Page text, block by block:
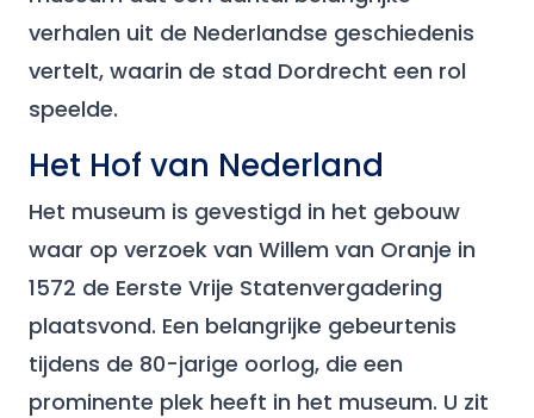
verhalen uit de Nederlandse geschiedenis
vertelt, waarin de stad Dordrecht een rol
speelde.
Het Hof van Nederland
Het museum is gevestigd in het gebouw
waar op verzoek van Willem van Oranje in
1572 de Eerste Vrije Statenvergadering
plaatsvond. Een belangrijke gebeurtenis
tijdens de 80-jarige oorlog, die een
prominente plek heeft in het museum. U zit